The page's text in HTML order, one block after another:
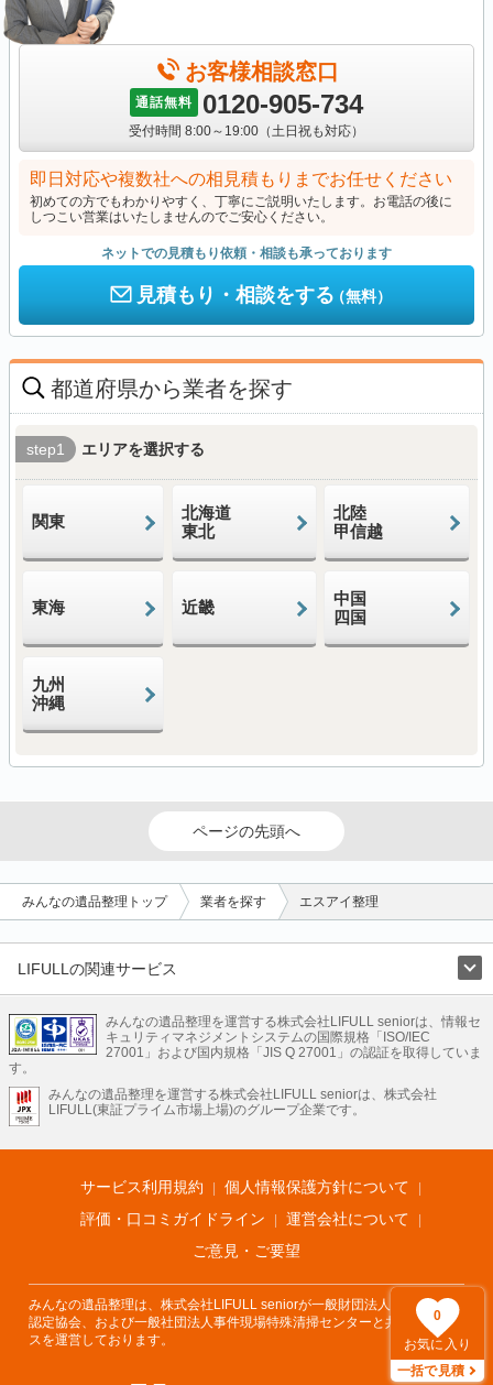
0
お気に入り
一括で見積
お客様相談窓口
通話無料 0120-905-734
受付時間 8:00～19:00（土日祝も対応）
即日対応や複数社への相見積もりまでお任せください
初めての方でもわかりやすく、丁寧にご説明いたします。お電話の後に
しつこい営業はいたしませんのでご安心ください。
ネットでの見積もり依頼・相談も承っております
見積もり・相談をする（無料）
都道府県から業者を探す
step1 エリアを選択する
関東
北海道
東北
北陸
甲信越
東海 近畿
中国
四国
九州
沖縄
ページの先頭へ
みんなの遺品整理トップ 業者を探す エスアイ整理
LIFULLの関連サービス
不動産・住宅
引越し 老人ホーム 地方創生
ママの就労支援
不動産クラウドファンディング 遺品整理 老後の暮らし情報
LIFULL HOME'Sのサービス
不動産・住宅
不動産査定 マンション専門売却査定 不動産投資 アドバイザー
不動産アーカイブ
空き家バンク 家賃相場 不動産会社
不動産用語集 住まいのお役立ち情報
LIFULL HOME'S PRESS
不動産転職
みんなの遺品整理を運営する株式会社LIFULL seniorは、情報セ
キュリティマネジメントシステムの国際規格「ISO/IEC
27001」および国内規格「JIS Q 27001」の認証を取得していま
す。
みんなの遺品整理を運営する株式会社LIFULL seniorは、株式会社
LIFULL(東証プライム市場上場)のグループ企業です。
サービス利用規約
個人情報保護方針について
評価・口コミガイドライン
運営会社について
ご意見・ご要望
みんなの遺品整理は、株式会社LIFULL seniorが一般財団法人遺品整理士
認定協会、および一般社団法人事件現場特殊清掃センターと共同でサービ
スを運営しております。